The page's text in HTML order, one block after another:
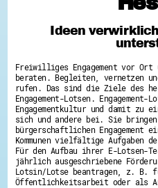
Hessen
Zeig
mit Herz
8 Vereine
Menschen
SHARE
Ideen
Freiwilliges Engagement vor
beraten. Begleiten, vernetzen
rufen. Das sind die Ziele des
Engagement-Lotsen.
Engagementkultur und damit zu
sich und andere bei. Sie
bürgerschaftlichen Engagement
Kommunen vielfältige Aufgaben
Für den Aufbau ihrer E-Lotsen-
jährlich ausgeschriebene
Lotsin/Lotse beantragen, z. B.
Öffentlichkeitsarbeit oder als